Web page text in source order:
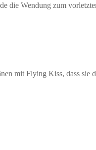
die Wendung zum
mit Flying Kiss, dass sie